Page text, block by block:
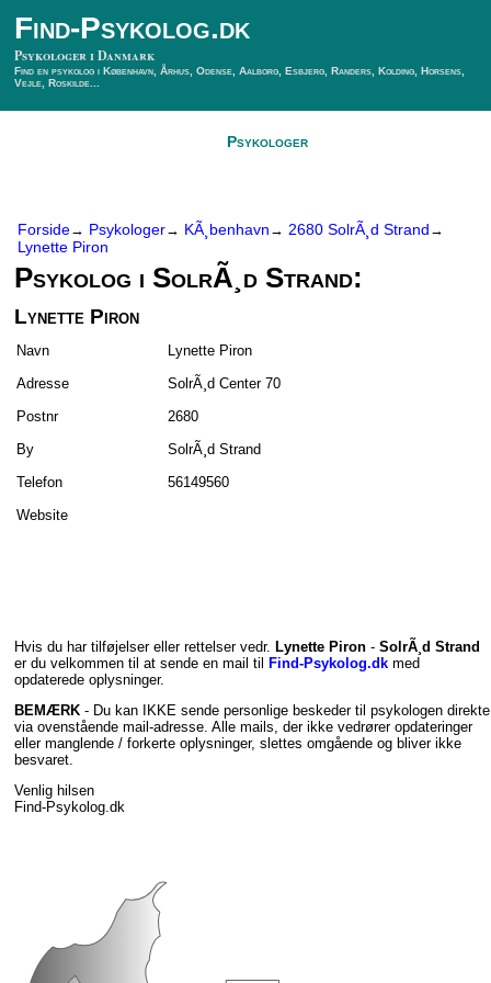
Find-Psykolog.dk
Psykologer i Danmark
Find en psykolog i København, Århus, Odense, Aalborg, Esbjerg, Randers, Kolding, Horsens,
Vejle, Roskilde...
Psykologer
Forside→ Psykologer→ KÃ¸benhavn → 2680 SolrÃ¸d Strand →
Lynette Piron
Psykolog i SolrÃ¸d Strand:
Lynette Piron
Navn
Lynette Piron
Adresse
SolrÃ¸d Center 70
Postnr
2680
By
SolrÃ¸d Strand
Telefon
56149560
Website
Hvis du har tilføjelser eller rettelser vedr. Lynette Piron - SolrÃ¸d Strand
er du velkommen til at sende en mail til
Find-Psykolog.dk med
opdaterede oplysninger.
BEMÆRK - Du kan IKKE sende personlige beskeder til psykologen direkte
via ovenstående mail-adresse. Alle mails, der ikke vedrører opdateringer
eller manglende / forkerte oplysninger, slettes omgående og bliver ikke
besvaret.
Venlig hilsen
Find-Psykolog.dk